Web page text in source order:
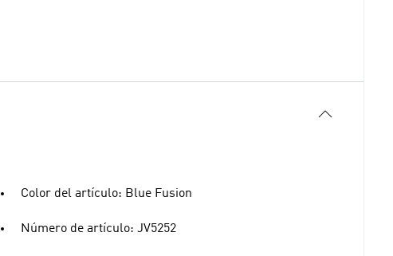
Color del artículo: Blue Fusion
Número de artículo: JV5252